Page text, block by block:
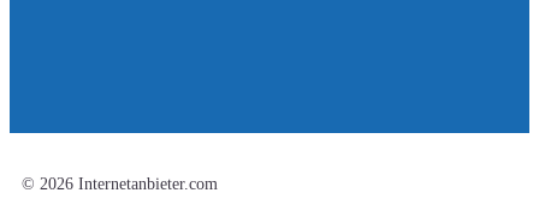
© 2026 Internetanbieter.com